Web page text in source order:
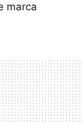
marca